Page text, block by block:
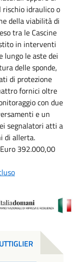
idraulico o
della viabilità di
tra le Cascine
in interventi
lungo le aste dei
delle sponde,
di protezione
fornici oltre
con due
e un
segnalatori atti a
di allerta.
392.000,00